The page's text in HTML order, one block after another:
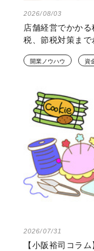
2026/08/03
店舗経営でかか
税、節税対策ま
開業ノウハウ 資
2026/07/31
【小阪裕司コラ